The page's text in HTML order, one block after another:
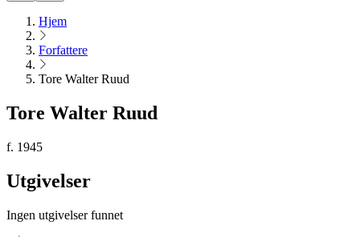
Hjem
Forfattere
Tore Walter Ruud
Tore Walter Ruud
f. 1945
Utgivelser
Ingen utgivelser funnet